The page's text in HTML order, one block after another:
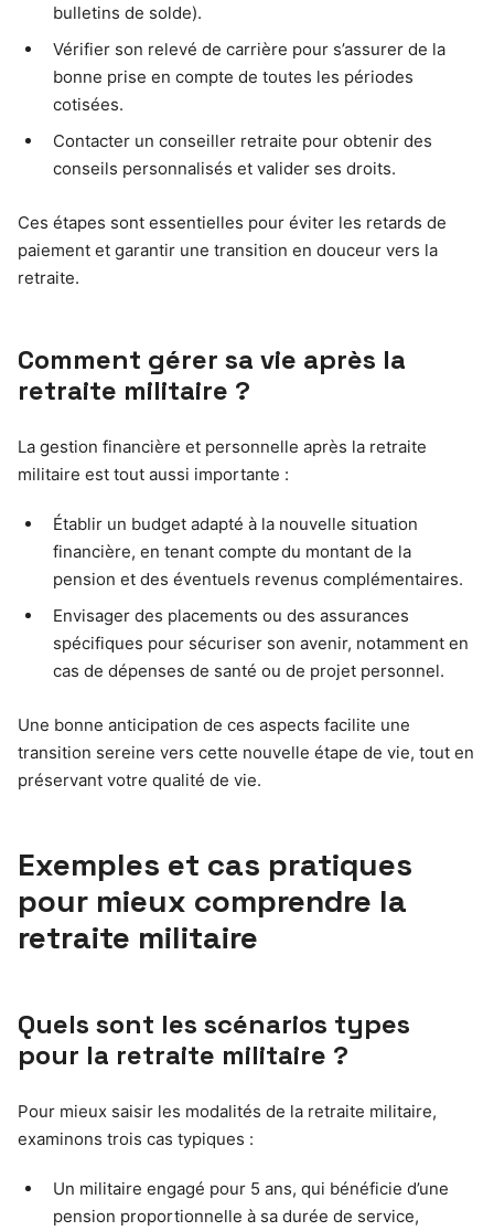
bulletins de solde).
Vérifier son relevé de carrière pour s’assurer de la
bonne prise en compte de toutes les périodes
cotisées.
Contacter un conseiller retraite pour obtenir des
conseils personnalisés et valider ses droits.
Ces étapes sont essentielles pour éviter les retards de
paiement et garantir une transition en douceur vers la
retraite.
Comment gérer sa vie après la
retraite militaire ?
La gestion financière et personnelle après la retraite
militaire est tout aussi importante :
Établir un budget adapté à la nouvelle situation
financière, en tenant compte du montant de la
pension et des éventuels revenus complémentaires.
Envisager des placements ou des assurances
spécifiques pour sécuriser son avenir, notamment en
cas de dépenses de santé ou de projet personnel.
Une bonne anticipation de ces aspects facilite une
transition sereine vers cette nouvelle étape de vie, tout en
préservant votre qualité de vie.
Exemples et cas pratiques
pour mieux comprendre la
retraite militaire
Quels sont les scénarios types
pour la retraite militaire ?
Pour mieux saisir les modalités de la retraite militaire,
examinons trois cas typiques :
Un militaire engagé pour 5 ans, qui bénéficie d’une
pension proportionnelle à sa durée de service,